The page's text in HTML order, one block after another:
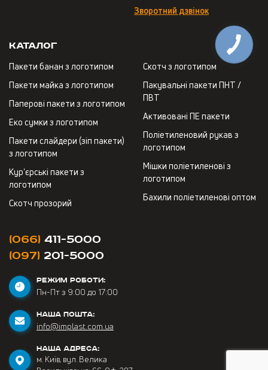
Зворотний дзвінок
Каталог
Пакети банан з логотипом
Пакети майка з логотипом
Паперові пакети з логотипом
Еко сумки з логотипом
Пакети слайдери (зіп пакети)
з логотипом
Кур'єрські пакети з
логотипом
Скотч прозорий
Скотч з логотипом
Пакувальні пакети ПНТ /
ПВТ
Активовані ПЕ пакети
Поліетиленовий рукав з
логотипом
Мішки поліетиленові з
логотипом
Бахили поліетиленові оптом
(066) 411-5000
(097) 201-5000
РЕЖИМ РОБОТИ:
Пн-Пт з 9:00 до 17:00
НАША ПОШТА:
info@implast.com.ua
НАША АДРЕСА:
м. Київ, вул. Велика